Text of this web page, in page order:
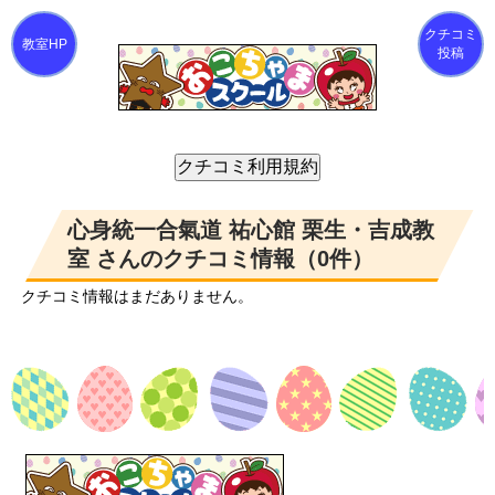
クチコミ
投稿
心身統一合氣道 祐心館 栗生・吉成教
室 さんのクチコミ情報（0件）
クチコミ情報はまだありません。